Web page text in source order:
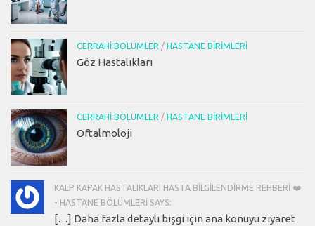
CERRAHI BÖLÜMLER / HASTANE BIRIMLERI
Göz Hastalıkları
CERRAHI BÖLÜMLER / HASTANE BIRIMLERI
Oftalmoloji
KALP KAPAK HASTALIKLARI HASTA BILGILENDIRME REHBERI ❤️
- HASTANE BÖLÜMLERI SAYS:
[…] Daha fazla detaylı bişgi için ana konuyu ziyaret